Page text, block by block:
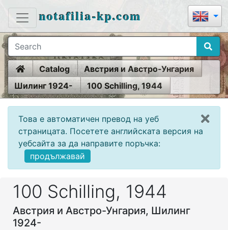
notafilia-kp.com
HomeCatalog
Австрия и Австро-Унгария
Шилинг 1924-
100 Schilling, 1944
Това е автоматичен превод на уеб
страницата. Посетете английската версия на
уебсайта за да направите поръчка:
продължавай
100 Schilling, 1944
Австрия и Австро-Унгария, Шилинг
1924-